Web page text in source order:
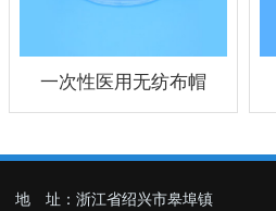
一次性医用无纺布帽
地 址：浙江省绍兴市皋埠镇